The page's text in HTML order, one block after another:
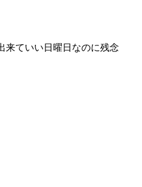
ていい日曜日なのに残念